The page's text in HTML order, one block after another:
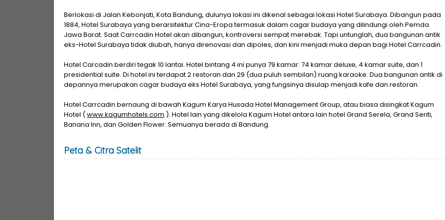
Berlokasi di Jalan Kebonjati, Kota Bandung, dulunya lokasi ini dikenal sebagai lokasi Hotel Surabaya. Dibangun pada
1884, Hotel Surabaya yang berarsitektur Cina-Eropa termasuk dalam cagar budaya yang dilindungi oleh Pemda
Jawa Barat. Saat Carrcadin Hotel akan dibangun, kontroversi sempat merebak. Tapi untunglah, dua bangunan antik
eks-Hotel Surabaya tidak diubah, hanya direnovasi dan dipoles, dan kini menjadi muka depan bagi Hotel Carrcadin.
Hotel Carcadin berdiri tegak 10 lantai. Hotel bintang 4 ini punya 79 kamar: 74 kamar deluxe, 4 kamar suite, dan 1
presidential suite. Di hotel ini terdapat 2 restoran dan 29 (dua puluh sembilan) ruang karaoke. Dua bangunan antik di
depannya merupakan cagar budaya eks Hotel Surabaya, yang fungsinya disulap menjadi kafe dan restoran.
Hotel Carrcadin bernaung di bawah Kagum Karya Husada Hotel Management Group, atau biasa disingkat Kagum
Hotel (www.kagumhotels.com ). Hotel lain yang dikelola Kagum Hotel antara lain hotel Grand Serela, Grand Seriti,
Banana Inn, dan Golden Flower. Semuanya berada di Bandung.
Peta & Citra Satelit